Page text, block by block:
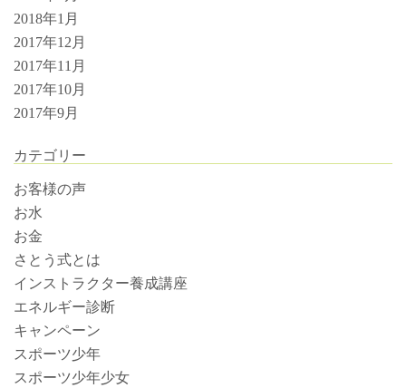
2018年1月
2017年12月
2017年11月
2017年10月
2017年9月
カテゴリー
お客様の声
お水
お金
さとう式とは
インストラクター養成講座
エネルギー診断
キャンペーン
スポーツ少年
スポーツ少年少女